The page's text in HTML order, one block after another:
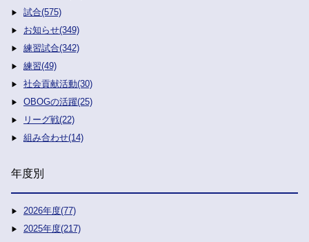
試合(575)
お知らせ(349)
練習試合(342)
練習(49)
社会貢献活動(30)
OBOGの活躍(25)
リーグ戦(22)
組み合わせ(14)
年度別
2026年度(77)
2025年度(217)